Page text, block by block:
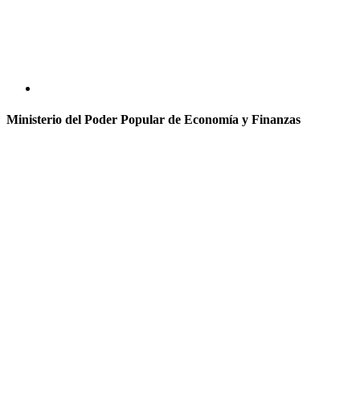
Ministerio del Poder Popular de Economía y Finanzas